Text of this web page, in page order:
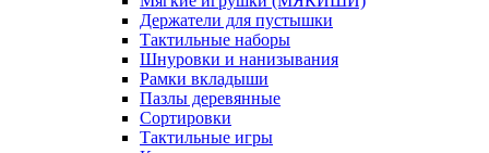
Держатели для пустышки
Тактильные наборы
Шнуровки и нанизывания
Рамки вкладыши
Пазлы деревянные
Сортировки
Тактильные игры